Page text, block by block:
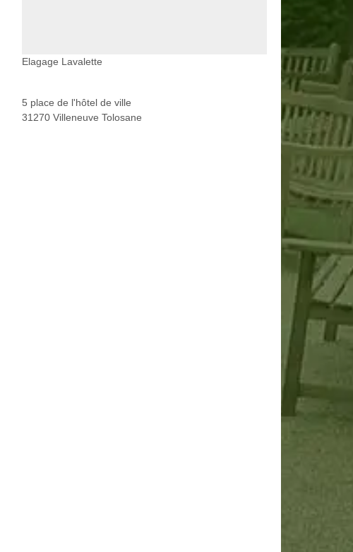
Elagage Lavalette
5 place de l'hôtel de ville
31270 Villeneuve Tolosane